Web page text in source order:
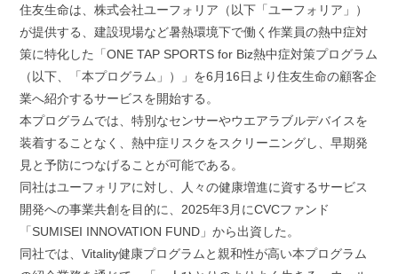
c
e
o
o
i
t
e
r
n
e
a
i
住友生命は、株式会社ユーフォリア（以下「ユーフォリア」）
が提供する、建設現場など暑熱環境下で働く作業員の熱中症対
策に特化した「ONE TAP SPORTS for Biz熱中症対策プログラム
（以下、「本プログラム」）」を6月16日より住友生命の顧客企
業へ紹介するサービスを開始する。
本プログラムでは、特別なセンサーやウエアラブルデバイスを
装着することなく、熱中症リスクをスクリーニングし、早期発
見と予防につなげることが可能である。
同社はユーフォリアに対し、人々の健康増進に資するサービス
開発への事業共創を目的に、2025年3月にCVCファンド
「SUMISEI INNOVATION FUND」から出資した。
同社では、Vitality健康プログラムと親和性が高い本プログラム